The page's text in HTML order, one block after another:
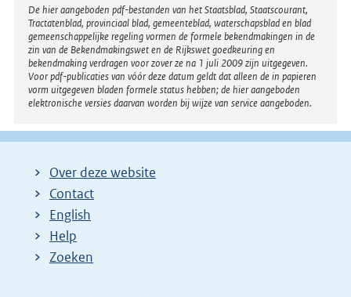
Disclaimer
De hier aangeboden pdf-bestanden van het Staatsblad, Staatscourant,
Tractatenblad, provinciaal blad, gemeenteblad, waterschapsblad en blad
gemeenschappelijke regeling vormen de formele bekendmakingen in de
zin van de Bekendmakingswet en de Rijkswet goedkeuring en
bekendmaking verdragen voor zover ze na 1 juli 2009 zijn uitgegeven.
Voor pdf-publicaties van vóór deze datum geldt dat alleen de in papieren
vorm uitgegeven bladen formele status hebben; de hier aangeboden
elektronische versies daarvan worden bij wijze van service aangeboden.
Over deze website
Contact
English
Help
Zoeken